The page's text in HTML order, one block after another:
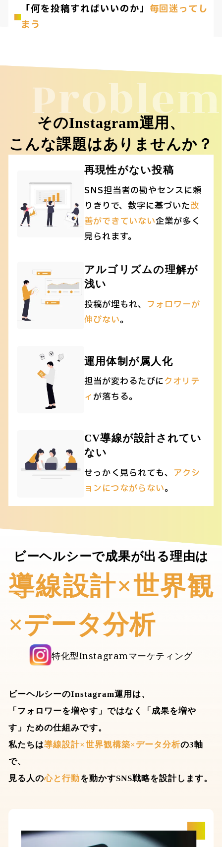
「何を投稿すればいいのか」 毎回迷ってし
まう
Problem
そのInstagram運用、
こんな課題はありませんか？
再現性がない投稿
SNS担当者の勘やセンスに頼
りきりで、数字に基づいた改
善ができていない企業が多く
見られます。
アルゴリズムの理解が
浅い
投稿が埋もれ、 フォロワーが
伸びない。
運用体制が属人化
担当が変わるたびにクオリテ
ィが落ちる。
CV導線が設計されてい
ない
せっかく見られても、 アクシ
ョンにつながらない。
ビーヘルシーで成果が出る理由は
導線設計×世界観
×データ分析
特化型Instagramマーケティング
ビーヘルシーのInstagram運用は、
「フォロワーを増やす」ではなく「成果を増や
す」ための仕組みです。
私たちは導線設計×世界観構築×データ分析の3軸
で、
見る人の心と行動を動かすSNS戦略を設計します。